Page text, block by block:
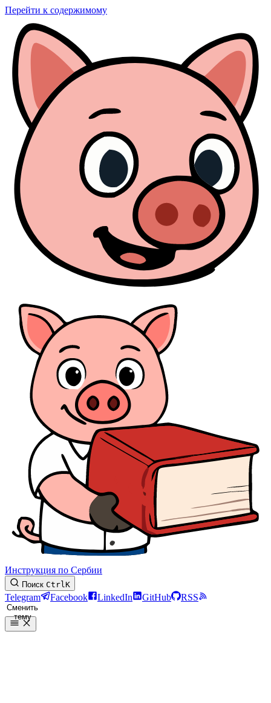
Перейти к содержимому
Инструкция по Сербии
Поиск CtrlK
Telegram Facebook LinkedIn GitHub RSS
Сменить
тему